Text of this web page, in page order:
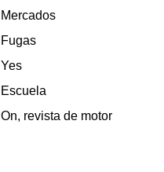
Mercados
Fugas
Yes
Escuela
On, revista de motor